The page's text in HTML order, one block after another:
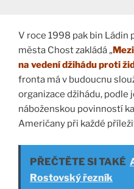
V roce 1998 pak bin Ládin
města Chost zakládá „
na vedení džihádu proti
fronta má v budoucnu
organizace džihádu, podle
náboženskou povinností
Američany při každé
PŘEČTĚTE SI TAKÉ
Rostovský řezník